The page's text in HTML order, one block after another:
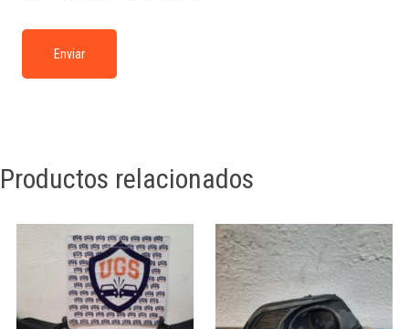
Productos relacionados